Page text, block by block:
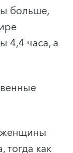
больше,
4,4 часа, а
женщины
тогда как